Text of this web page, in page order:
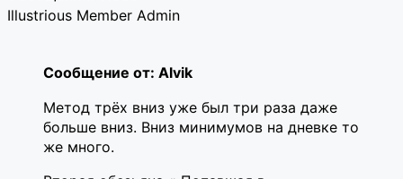
Illustrious Member Admin
Сообщение от: Alvik
Метод трёх вниз уже был три раза даже
больше вниз. Вниз минимумов на дневке то
же много.